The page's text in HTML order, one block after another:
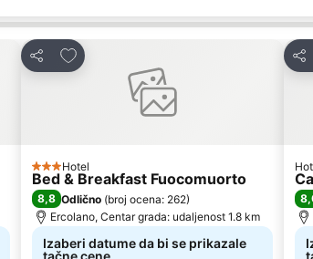
Deli
Dodati u favorite
3 Zvezdice
Hotel
Bed & Breakfast Fuocomuorto
8,8 Odlično (broj ocena: 262)
Ercolano, Centar grada: udaljenost 1.8 km
Izaberi datume da bi se prikazale
tačne cene
Deli